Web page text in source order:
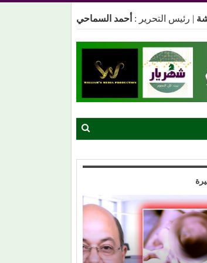
| رئيس التحرير : أحمد السماحي